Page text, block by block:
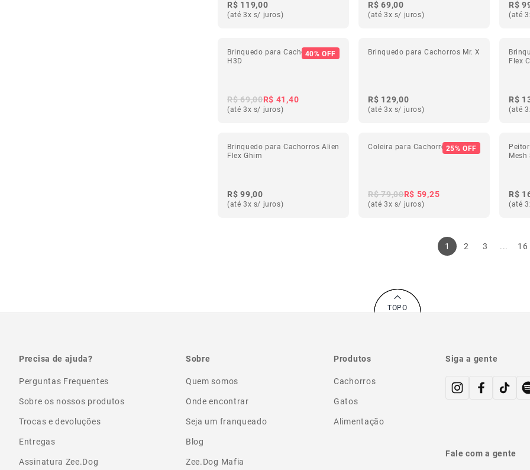
R$ 119,00
(até 3x s/ juros)
R$ 69,00
(até 3x s/ juros)
R$
(até
40% OFF
Brinquedo para Cachorros Bola
H3D
R$ 69,00R$ 41,40
(até 3x s/ juros)
Brinquedo para Cachorros Mr. X
R$ 129,00
(até 3x s/ juros)
Flex
R$
(até
Brinquedo para Cachorros Alien
Flex Ghim
R$ 99,00
(até 3x s/ juros)
25% OFF
Coleira para Cachorros Mahalo
R$ 79,00R$ 59,25
(até 3x s/ juros)
Mesh
R$
(até
1 2 3 ... 16
TOPO
Precisa de ajuda?
Perguntas Frequentes
Sobre os nossos produtos
Trocas e devoluções
Entregas
Assinatura Zee.Dog
Sobre
Quem somos
Onde encontrar
Seja um franqueado
Blog
Zee.Dog Mafia
Produtos
Cachorros
Gatos
Alimentação
Siga a gente
Fale com a gente